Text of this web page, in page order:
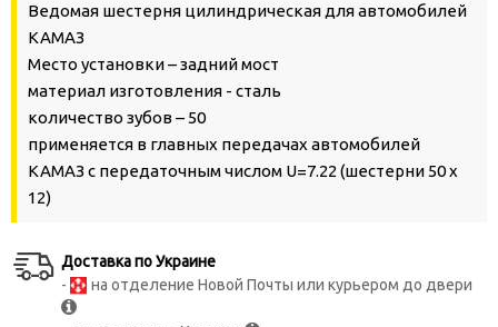
Ведомая шестерня цилиндрическая для автомобилей
КАМАЗ
Место установки – задний мост
материал изготовления - сталь
количество зубов – 50
применяется в главных передачах автомобилей
КАМАЗ с передаточным числом U=7.22 (шестерни 50 х
12)
Доставка по Украине
-
на отделение Новой Почты или курьером до двери